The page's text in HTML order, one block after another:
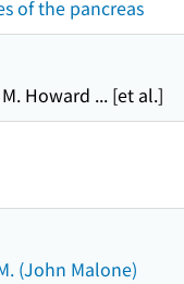
of the pancreas
Howard ... [et al.]
(John Malone)